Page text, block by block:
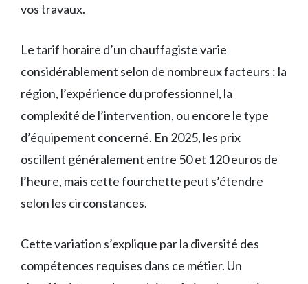
vos travaux.
Le tarif horaire d’un chauffagiste varie
considérablement selon de nombreux facteurs : la
région, l’expérience du professionnel, la
complexité de l’intervention, ou encore le type
d’équipement concerné. En 2025, les prix
oscillent généralement entre 50 et 120 euros de
l’heure, mais cette fourchette peut s’étendre
selon les circonstances.
Cette variation s’explique par la diversité des
compétences requises dans ce métier. Un